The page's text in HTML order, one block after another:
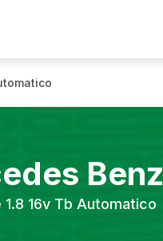
Benz
16v Tb Automatico